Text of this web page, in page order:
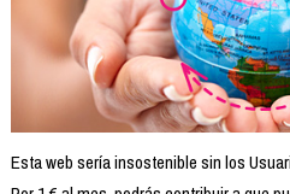
Esta web sería insostenible sin los